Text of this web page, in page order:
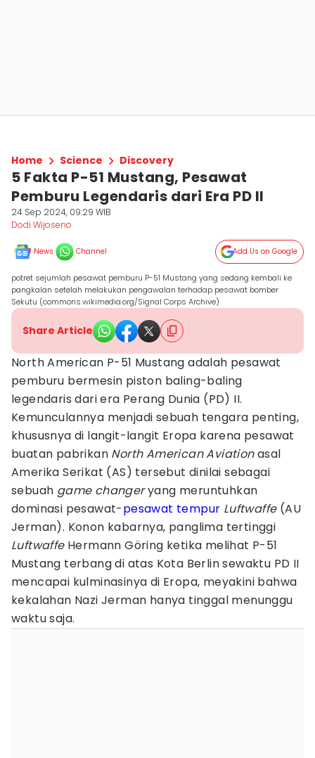
Home Science Discovery
5 Fakta P-51 Mustang, Pesawat
Pemburu Legendaris dari Era PD II
24 Sep 2024, 09:29 WIB
Dodi Wijoseno
News Channel Add Us on Google
potret sejumlah pesawat pemburu P-51 Mustang yang sedang kembali ke
pangkalan setelah melakukan pengawalan terhadap pesawat bomber
Sekutu (commons.wikimedia.org/Signal Corps Archive)
Share Article
North American P-51 Mustang adalah pesawat
pemburu bermesin piston baling-baling
legendaris dari era Perang Dunia (PD) II.
Kemunculannya menjadi sebuah tengara penting,
khususnya di langit-langit Eropa karena pesawat
buatan pabrikan North American Aviationasal
Amerika Serikat (AS) tersebut dinilai sebagai
sebuah game changeryang meruntuhkan
dominasi pesawat-pesawat tempur Luftwaffe (AU
Jerman). Konon kabarnya, panglima tertinggi
Luftwaffe Hermann Göring ketika melihat P-51
Mustang terbang di atas Kota Berlin sewaktu PD II
mencapai kulminasinya di Eropa, meyakini bahwa
kekalahan Nazi Jerman hanya tinggal menunggu
waktu saja.